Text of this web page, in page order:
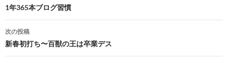
稿
ナ
ビ
ゲ
1年365本ブログ習慣
次の投稿
新春初打ち〜百獣の王は卒業デス